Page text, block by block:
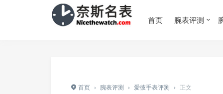
首页 腕表评测
首页 › 腕表评测 › 爱彼手表评测 › 正文